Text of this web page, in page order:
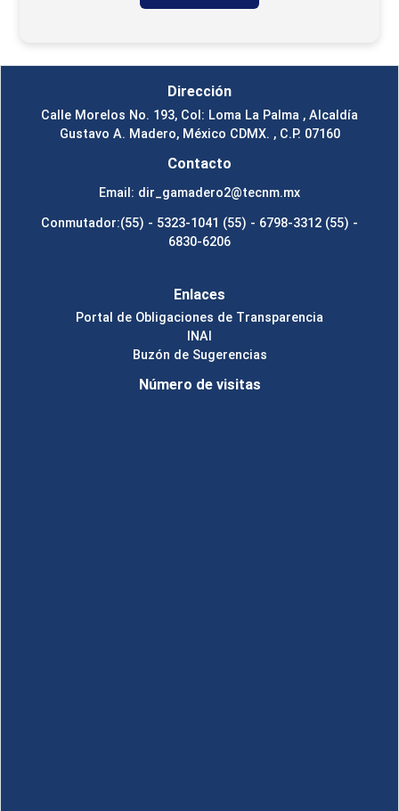
Dirección
Calle Morelos No. 193, Col: Loma La Palma , Alcaldía
Gustavo A. Madero, México CDMX. , C.P. 07160
Contacto
Email: dir_gamadero2@tecnm.mx
Conmutador:(55) - 5323-1041 (55) - 6798-3312 (55) -
6830-6206
Enlaces
Portal de Obligaciones de Transparencia
INAI
Buzón de Sugerencias
Número de visitas